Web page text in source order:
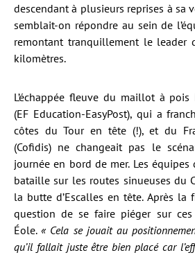
descendant à plusieurs reprises à sa
semblait-on répondre au sein de
remontant tranquillement le leader
kilomètres.
L’échappée fleuve du maillot à
(EF Education-EasyPost), qui a
côtes du Tour en tête (!), et du
(Cofidis) ne changeait pas le
journée en bord de mer. Les
bataille sur les routes sinueuses du
la butte d’Escalles en tête. Après la
question de se faire piéger sur
Éole.« Cela se jouait au
qu’il fallait juste être bien placé car